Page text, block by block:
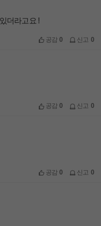
더라고요 !
공감0 신고 0
공감0 신고 0
공감0 신고 0